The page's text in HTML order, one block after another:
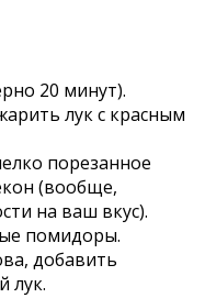
20 минут).
лук с красным
порезанное
(вообще,
на ваш вкус).
помидоры.
добавить
лук.